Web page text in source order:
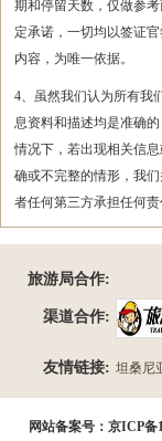
期和停留天数，仅做参
定承诺，一切均以签证
内容，为唯一依据。
4、虽然我们认为所有我
息资料和描述均是准确
情况下，若出现相关信
确或不完整的情形，我
者任何第三方承担任何责
旅游局合作:
渠道合作:
友情链接: 坦桑尼
网站备案号： 京ICP备